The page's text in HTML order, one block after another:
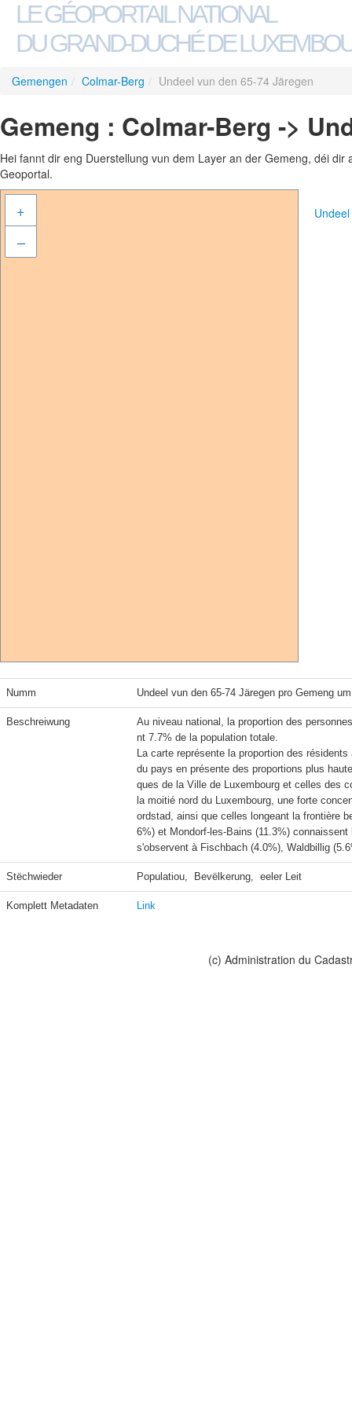
LE GÉOPORTAIL NATIONAL
DU GRAND-DUCHÉ DE
Gemengen / Colmar-Berg / Undeel vun den 65-74 Järegen
Gemeng : Colmar-Berg ->
Hei fannt dir eng Duerstellung vun dem Layer an der Gemeng, déi
Geoportal.
+
–
Numm Undeel vun den 65-74 Järegen pro Gemeng
Beschreiwung
Au niveau national, la proportion des
nt 7.7% de la population totale.
La carte représente la proportion des
du pays en présente des proportions plus
ques de la Ville de Luxembourg et celles des
la moitié nord du Luxembourg, une forte
ordstad, ainsi que celles longeant la frontière
6%) et Mondorf-les-Bains (11.3%)
s'observent à Fischbach (4.0%), Waldbillig
Stëchwieder Populatiou,  Bevëlkerung,  eeler Leit
Komplett Metadaten Link
(c) Administration du